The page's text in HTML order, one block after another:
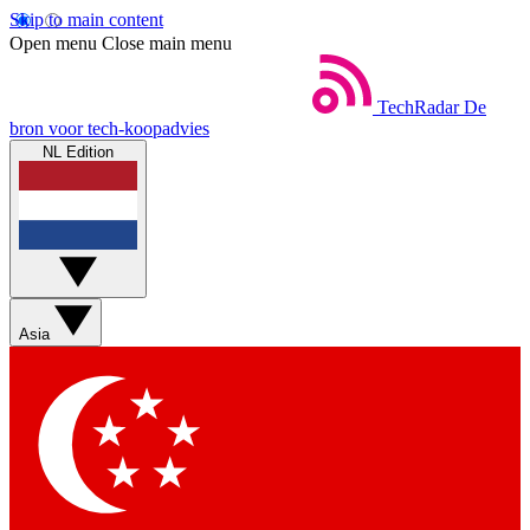
Skip to main content
Open menu Close main menu
TechRadar De
bron voor tech-koopadvies
NL Edition
Asia